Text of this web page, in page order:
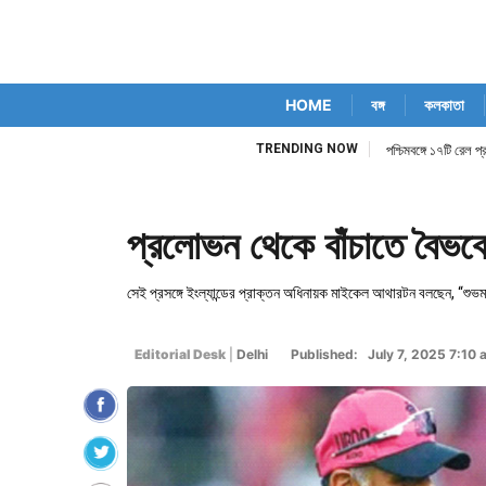
HOME বঙ্গ কলকাতা
TRENDING NOW পশ্চিমবঙ্গে ১৭টি
প্রলোভন থেকে বাঁচাতে
সেই প্রসঙ্গে ইংল্যান্ডের প্রাক্তন অধিনায়ক মাইকেল আথারটন বলছেন,
Editorial Desk Delhi Published: July 7, 2025